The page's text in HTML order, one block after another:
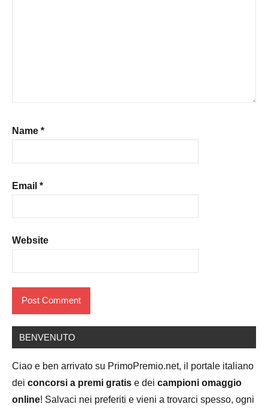
Name *
Email *
Website
BENVENUTO
Ciao e ben arrivato su PrimoPremio.net, il portale italiano
dei concorsi a premi gratis e dei campioni omaggio
online! Salvaci nei preferiti e vieni a trovarci spesso, ogni